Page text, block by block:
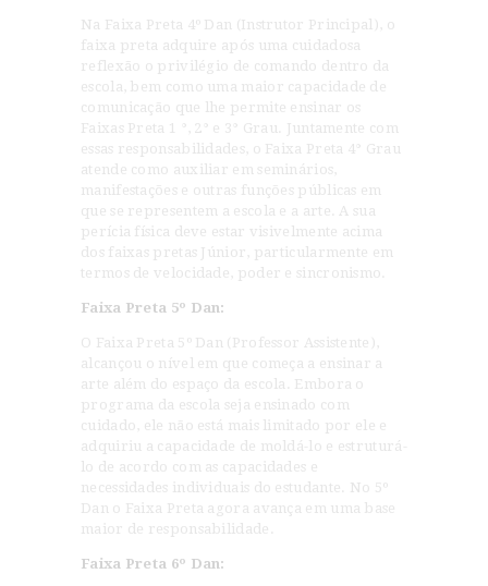
Na Faixa Preta 4º Dan (Instrutor Principal), o
faixa preta adquire após uma cuidadosa
reflexão o privilégio de comando dentro da
escola, bem como uma maior capacidade de
comunicação que lhe permite ensinar os
Faixas Preta 1 °, 2° e 3° Grau. Juntamente com
essas responsabilidades, o Faixa Preta 4° Grau
atende como auxiliar em seminários,
manifestações e outras funções públicas em
que se representem a escola e a arte. A sua
perícia física deve estar visivelmente acima
dos faixas pretas Júnior, particularmente em
termos de velocidade, poder e sincronismo.
Faixa Preta 5º Dan:
O Faixa Preta 5º Dan (Professor Assistente),
alcançou o nível em que começa a ensinar a
arte além do espaço da escola. Embora o
programa da escola seja ensinado com
cuidado, ele não está mais limitado por ele e
adquiriu a capacidade de moldá-lo e estruturá-
lo de acordo com as capacidades e
necessidades individuais do estudante. No 5º
Dan o Faixa Preta agora avança em uma base
maior de responsabilidade.
Faixa Preta 6º Dan: